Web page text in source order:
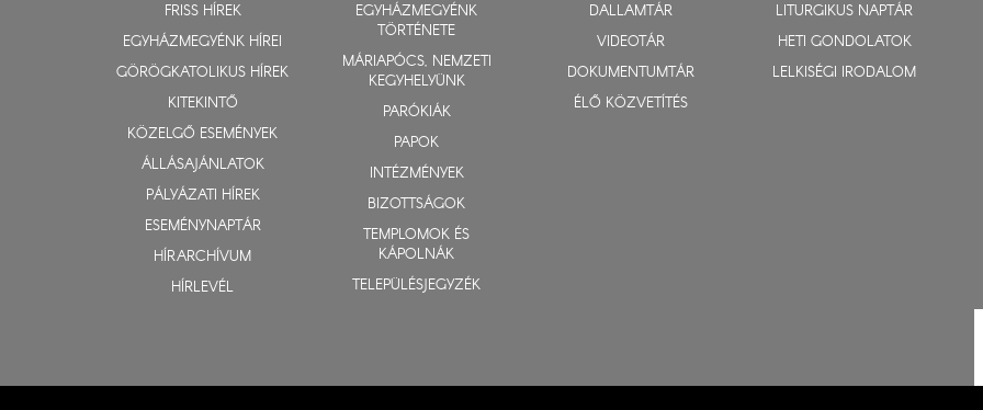
FRISS HÍREK
EGYHÁZMEGYÉNK HÍREI
GÖRÖGKATOLIKUS HÍREK
KITEKINTŐ
KÖZELGŐ ESEMÉNYEK
ÁLLÁSAJÁNLATOK
PÁLYÁZATI HÍREK
ESEMÉNYNAPTÁR
HÍRARCHÍVUM
HÍRLEVÉL
EGYHÁZMEGYÉNK
TÖRTÉNETE
MÁRIAPÓCS, NEMZETI
KEGYHELYÜNK
PARÓKIÁK
PAPOK
INTÉZMÉNYEK
BIZOTTSÁGOK
TEMPLOMOK ÉS
KÁPOLNÁK
TELEPÜLÉSJEGYZÉK
DALLAMTÁR
VIDEOTÁR
DOKUMENTUMTÁR
ÉLŐ KÖZVETÍTÉS
LITURGIKUS NAPTÁR
HETI GONDOLATOK
LELKISÉGI IRODALOM